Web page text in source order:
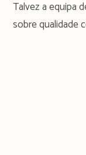
Talvez a equipa
sobre qualidade